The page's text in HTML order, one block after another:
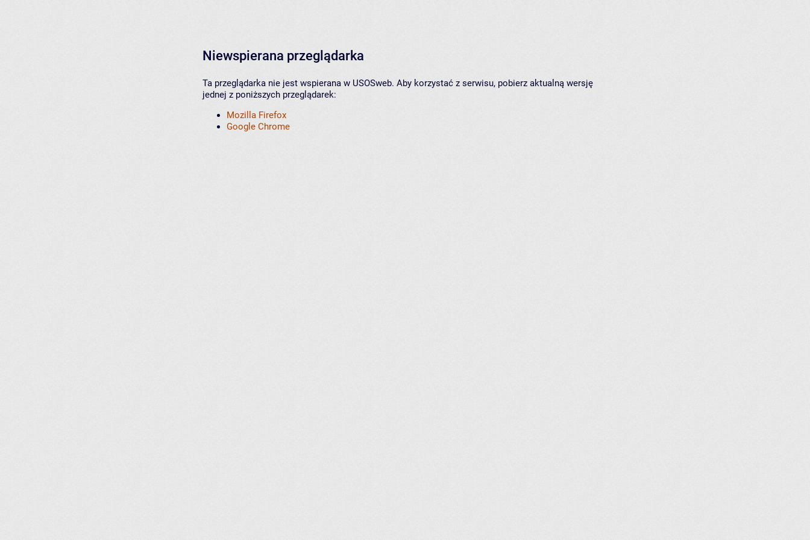
Niewspierana przeglądarka
Ta przeglądarka nie jest wspierana w USOSweb. Aby korzystać z serwisu, pobierz aktualną wersję
jednej z poniższych przeglądarek:
Mozilla Firefox
Google Chrome